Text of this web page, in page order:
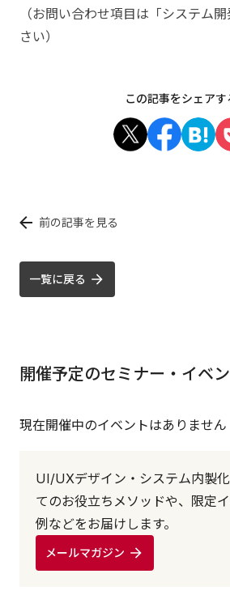
（お問い合わせ項目は「システム
さい）
この記事をシェアす
前の記事を見る
一覧に戻る
開催予定のセミナー・イベ
現在開催中のイベントはありません
UI/UXデザイン・システム内製
てのお役立ちメソッドや、限定
例などをお届けします。
メールマガジン